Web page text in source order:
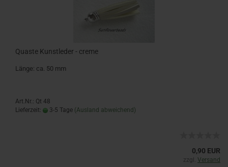
Quaste Kunstleder - creme
Länge: ca. 50 mm
Art.Nr.: Qt 48
Lieferzeit:
3-5 Tage (Ausland abweichend)
0,90 EUR
zzgl. Versand